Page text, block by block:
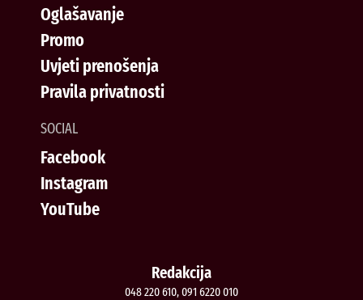
Oglašavanje
Promo
Uvjeti prenošenja
Pravila privatnosti
SOCIAL
Facebook
Instagram
YouTube
Redakcija
048 220 610, 091 6220 010